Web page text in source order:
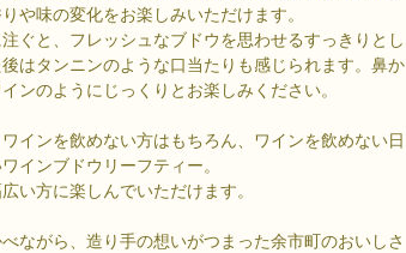
や味の変化をお楽しみいただけます。
ぐと、フレッシュなブドウを思わせるすっきりとし
はタンニンのような口当たりも感じられます。鼻か
ンのようにじっくりとお楽しみください。
インを飲めない方はもちろん、ワインを飲めない日
インブドウリーフティー。
い方に楽しんでいただけます。
ながら、造り手の想いがつまった余市町のおいしさ